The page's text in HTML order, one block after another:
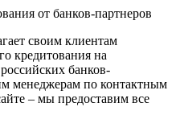
от банков-партнеров
своим клиентам
кредитования на
банков-
менеджерам по контактным
– мы предоставим все